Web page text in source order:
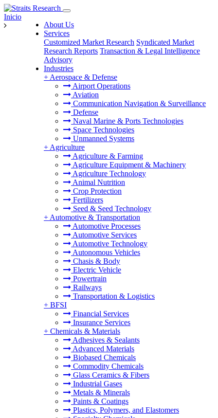
About Us
Services
Customized Market Research Syndicated Market
Research Reports Transaction & Legal Intelligence
Advisory
Industries
+ Aerospace & Defense
Airport Operations
Aviation
Communication Navigation & Surveillance
Defense
Naval Marine & Ports Technologies
Space Technologies
Unmanned Systems
+ Agriculture
Agriculture & Farming
Agriculture Equipment & Machinery
Agriculture Technology
Animal Nutrition
Crop Protection
Fertilizers
Seed & Seed Technology
+ Automotive & Transportation
Automotive Processes
Automotive Services
Automotive Technology
Autonomous Vehicles
Chasis & Body
Electric Vehicle
Powertrain
Railways
Transportation & Logistics
+ BFSI
Financial Services
Insurance Services
+ Chemicals & Materials
Adhesives & Sealants
Advanced Materials
Biobased Chemicals
Commodity Chemicals
Glass Ceramics & Fibers
Industrial Gases
Metals & Minerals
Paints & Coatings
Plastics, Polymers, and Elastomers
Inicio